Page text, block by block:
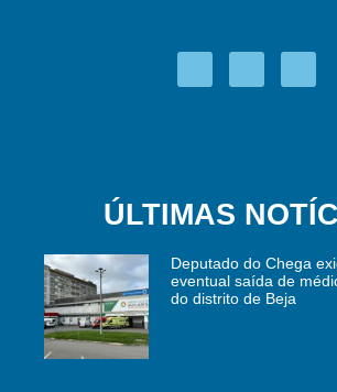
ÚLTIMAS
Deputado do Chega
eventual saída de
do distrito de Beja